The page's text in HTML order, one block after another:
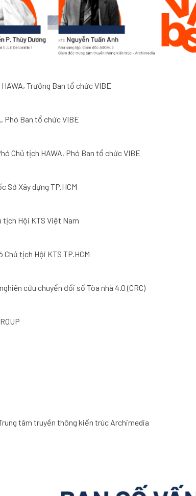
Trưởng Ban tổ chức VIBE
Phó Ban tổ chức VIBE
Chủ tịch HAWA, Phó Ban tổ chức VIBE
Sở Xây dựng TP.HCM
tịch Hội KTS Việt Nam
tịch Hội KTS TP.HCM
cứu chuyển đổi số Tòa nhà 4.0 (CRC)
tâm truyền thông kiến trúc Archimedia